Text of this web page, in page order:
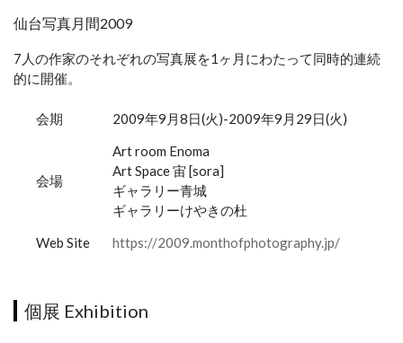
仙台写真月間2009
7人の作家のそれぞれの写真展を1ヶ月にわたって同時的連続
的に開催。
会期 2009年9月8日(火)-2009年9月29日(火)
会場
Art room Enoma
Art Space 宙 [sora]
ギャラリー青城
ギャラリーけやきの杜
Web Site
https://2009.monthofphotography.jp/
個展 Exhibition